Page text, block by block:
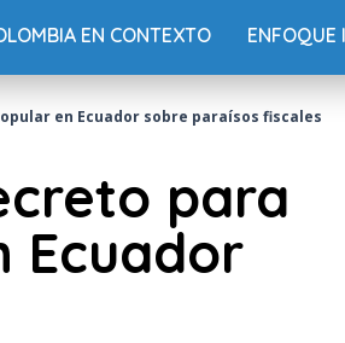
EN CONTEXTO ENFOQUE
en Ecuador sobre paraísos fiscales
para
Ecuador